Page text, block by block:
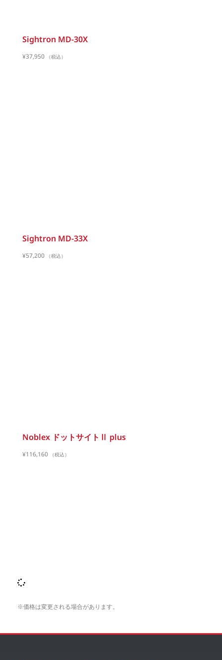
Sightron MD-30X
¥37,950 （税込）
Sightron MD-33X
¥57,200 （税込）
Noblex ドットサイトⅡ plus
¥116,160 （税込）
※価格は変更される場合があります。